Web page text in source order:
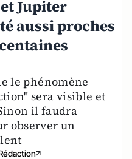
Jupiter
aussi proches
le phénomène
sera visible et
il faudra
observer un